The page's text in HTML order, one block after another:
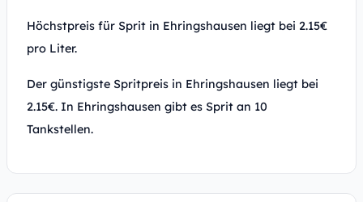
Höchstpreis für Sprit in Ehringshausen liegt bei 2.15€
pro Liter.
Der günstigste Spritpreis in Ehringshausen liegt bei
2.15€. In Ehringshausen gibt es Sprit an 10
Tankstellen.